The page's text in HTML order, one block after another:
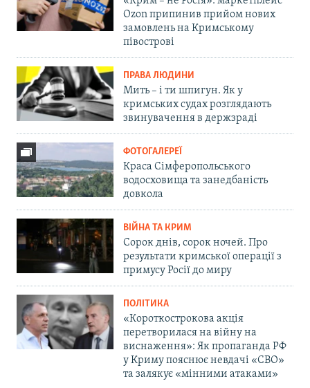
Ozon припинив прийом нових
замовлень на Кримському
півострові
ПРАВА ЛЮДИНИ
Мить – і ти шпигун. Як у
кримських судах розглядають
звинувачення в держзраді
ФОТОГАЛЕРЕЇ
Краса Сімферопольського
водосховища та занедбаність
довкола
ВІЙНА ТА КРИМ
Сорок днів, сорок ночей. Про
результати кримської операції з
примусу Росії до миру
ПОЛІТИКА
«Короткострокова акція
перетворилася на війну на
виснаження»: Як пропаганда РФ
у Криму пояснює невдачі «СВО»
та залякує «мінними атаками»